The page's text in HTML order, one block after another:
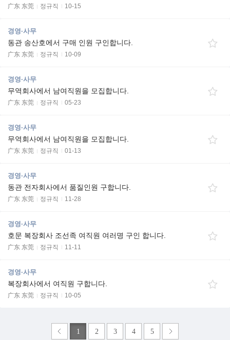
广东 东莞 정규직 10-15
경영·사무
동관 송산호에서 구매 인원 구인합니다.
广东 东莞 정규직 10-09
경영·사무
무역회사에서 남여직원을 모집합니다.
广东 东莞 정규직 05-23
경영·사무
무역회사에서 남여직원을 모집합니다.
广东 东莞 정규직 01-13
경영·사무
동관 전자회사에서 품질인원 구합니다.
广东 东莞 정규직 11-28
경영·사무
호문 복장회사 조선족 여직원 여러명 구인 합니다.
广东 东莞 정규직 11-11
경영·사무
복장회사에서 여직원 구합니다.
广东 东莞 정규직 10-05
1 2 3 4 5